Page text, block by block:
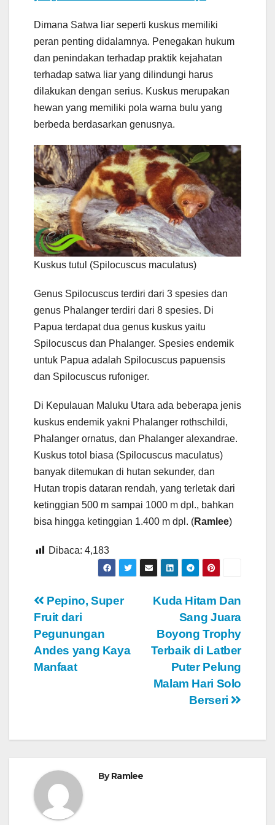
Dimana Satwa liar seperti kuskus memiliki
peran penting didalamnya. Penegakan hukum
dan penindakan terhadap praktik kejahatan
terhadap satwa liar yang dilindungi harus
dilakukan dengan serius. Kuskus merupakan
hewan yang memiliki pola warna bulu yang
berbeda berdasarkan genusnya.
Kuskus tutul (Spilocuscus maculatus)
Genus Spilocuscus terdiri dari 3 spesies dan
genus Phalanger terdiri dari 8 spesies. Di
Papua terdapat dua genus kuskus yaitu
Spilocuscus dan Phalanger. Spesies endemik
untuk Papua adalah Spilocuscus papuensis
dan Spilocuscus rufoniger.
Di Kepulauan Maluku Utara ada beberapa jenis
kuskus endemik yakni Phalanger rothschildi,
Phalanger ornatus, dan Phalanger alexandrae.
Kuskus totol biasa (Spilocuscus maculatus)
banyak ditemukan di hutan sekunder, dan
Hutan tropis dataran rendah, yang terletak dari
ketinggian 500 m sampai 1000 m dpl., bahkan
bisa hingga ketinggian 1.400 m dpl. (Ramlee)
Dibaca: 4,183
Navigasi
pos
Kuda Hitam Dan
Sang Juara
Boyong Trophy
Terbaik di Latber
Puter Pelung
Malam Hari Solo
Berseri
Pepino, Super
Fruit dari
Pegunungan
Andes yang Kaya
Manfaat
ByRamlee